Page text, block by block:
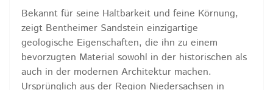
Bekannt für seine Haltbarkeit und feine Körnung,
zeigt Bentheimer Sandstein einzigartige
geologische Eigenschaften, die ihn zu einem
bevorzugten Material sowohl in der historischen als
auch in der modernen Architektur machen.
Ursprünglich aus der Region Niedersachsen in